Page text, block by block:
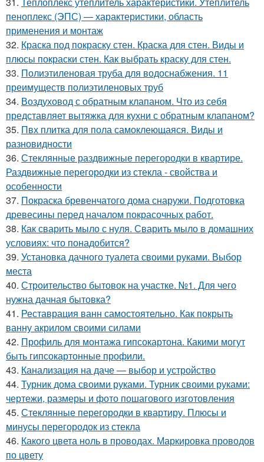
пеноплекс (ЭПС) — характеристики, область
применения и монтаж
32. Краска под покраску стен. Краска для стен. Виды и
плюсы покраски стен. Как выбрать краску для стен.
33. Полиэтиленовая труба для водоснабжения. 11
преимуществ полиэтиленовых труб
34. Воздуховод с обратным клапаном. Что из себя
представляет вытяжка для кухни с обратным клапаном?
35. Пвх плитка для пола самоклеющаяся. Виды и
разновидности
36. Стеклянные раздвижные перегородки в квартире.
Раздвижные перегородки из стекла - свойства и
особенности
37. Покраска бревенчатого дома снаружи. Подготовка
древесины перед началом покрасочных работ.
38. Как сварить мыло с нуля. Сварить мыло в домашних
условиях: что понадобится?
39. Установка дачного туалета своими руками. Выбор
места
40. Строительство бытовок на участке. №1. Для чего
нужна дачная бытовка?
41. Реставрация ванн самостоятельно. Как покрыть
ванну акрилом своими силами
42. Профиль для монтажа гипсокартона. Какими могут
быть гипсокартонные профили.
43. Канализация на даче — выбор и устройство
44. Турник дома своими руками. Турник своими руками:
чертежи, размеры и фото пошагового изготовления
45. Стеклянные перегородки в квартиру. Плюсы и
минусы перегородок из стекла
46. Какого цвета ноль в проводах. Маркировка проводов
по цвету